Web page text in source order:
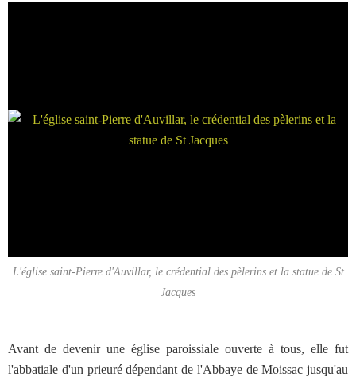
L'église saint-Pierre d'Auvillar, le crédential des pèlerins et la statue de St
Jacques
Avant de devenir une église paroissiale ouverte à tous, elle fut
l'abbatiale d'un prieuré dépendant de l'Abbaye de Moissac jusqu'au